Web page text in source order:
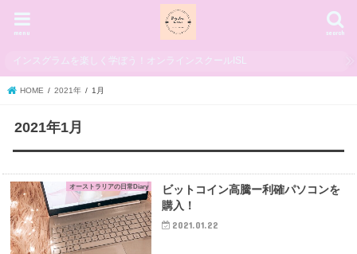
search
menu
インスグラムを楽しく学ぼう！オンラインスクールISL
HOME 2021年 1月
2021年1月
オーストラリアの日常Diary
ビットコイン高騰ー利確パソコンを
購入！
2021.01.22